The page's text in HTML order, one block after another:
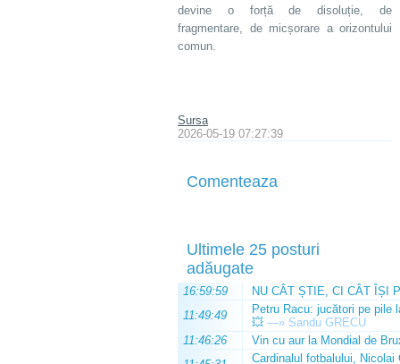
devine o forță de disoluție, de
fragmentare, de micșorare a orizontului
comun.
Sursa
2026-05-19 07:27:39
Comenteaza
Ultimele 25 posturi
adăugate
16:59:59
NU CÂT ȘTIE, CI CÂT ÎȘI
11:49:49
Petru Racu: jucători pe pile
💥 —» Sandu GRECU
11:46:26
Vin cu aur la Mondial de
Cardinalul fotbalului,